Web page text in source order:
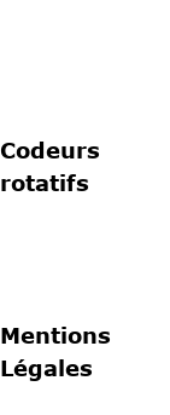
Codeurs
rotatifs
Mentions
Légales